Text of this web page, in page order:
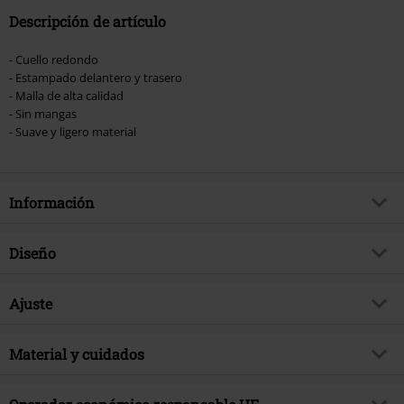
Descripción de artículo
- Cuello redondo
- Estampado delantero y trasero
- Malla de alta calidad
- Sin mangas
- Suave y ligero material
Información
Artículo no.
Brand
Festival, Vikingos, Industrial, Sport
Diseño
Tipo de producto
Estampada
Ajuste
Forma/Tops
Material y cuidados
Material Externo
100% poliéster